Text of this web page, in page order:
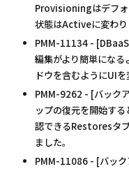
Provisioningはデフォ
状態はActiveに変わり
PMM-11134 -
編集がより簡単にな
ドウを含むようにUIを
PMM-9262 - [バック
ップの復元を開始す
認できるRestoresタ
ました。
PMM-11086 - [バッ